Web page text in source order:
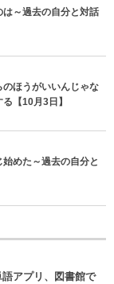
～過去の自分と対話
ほうがいいんじゃな
【10月3日】
めた～過去の自分と
アプリ、図書館で